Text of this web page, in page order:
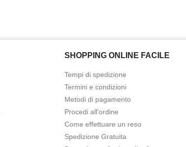
SHOPPING ONLINE FACILE
Tempi di spedizione
Termini e condizioni
Metodi di pagamento
Procedi all'ordine
Come effettuare un reso
Spedizione Gratuita